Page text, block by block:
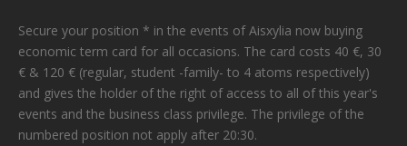
Secure your position * in the events of Aisxylia now buying
economic term card for all occasions. The card costs 40 €, 30
€ & 120 € (regular, student -family- to 4 atoms respectively)
and gives the holder of the right of access to all of this year's
events and the business class privilege. The privilege of the
numbered position not apply after 20:30.